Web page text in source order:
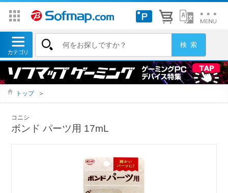
トップ ＞
コニシ
ボンド パーツ用 17mL